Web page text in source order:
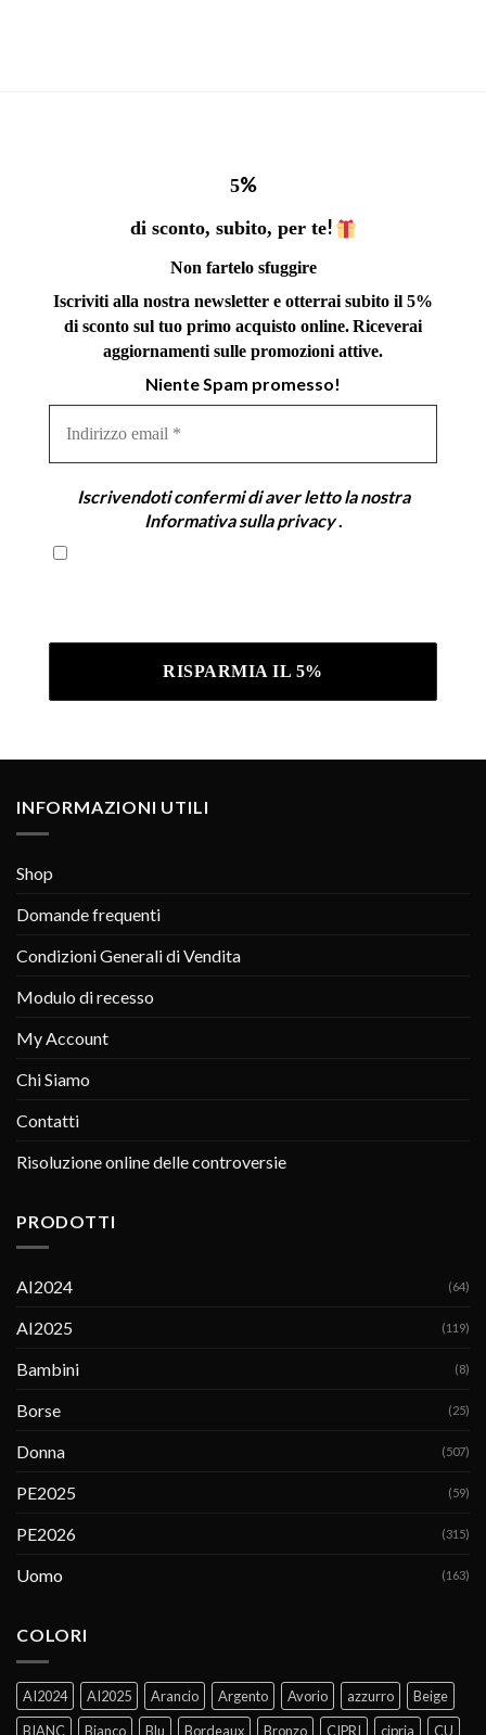
5%
di sconto, subito, per te!
Non fartelo sfuggire
Iscriviti alla nostra newsletter e otterrai subito il 5%
di sconto sul tuo primo acquisto online.Riceverai
aggiornamenti sulle promozioni attive.
Niente Spam promesso!
email
Iscrivendoti confermi di aver letto la nostra
Informativa sulla privacy.
INFORMAZIONI UTILI
Shop
Domande frequenti
Condizioni Generali di Vendita
Modulo di recesso
My Account
Chi Siamo
Contatti
Risoluzione online delle controversie
PRODOTTI
AI2024 (64)
AI2025 (119)
Bambini (8)
Borse (25)
Donna (507)
PE2025 (59)
PE2026 (315)
Uomo (163)
COLORI
AI2024 AI2025 Arancio Argento Avorio azzurro
Beige
BIANC
Bianco Blu Bordeaux Bronzo CIPRI cipria CU